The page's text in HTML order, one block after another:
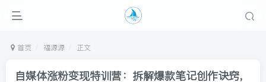
首页 福源源 正文
自媒体涨粉变现特训营：拆解爆款笔记创作诀窍，